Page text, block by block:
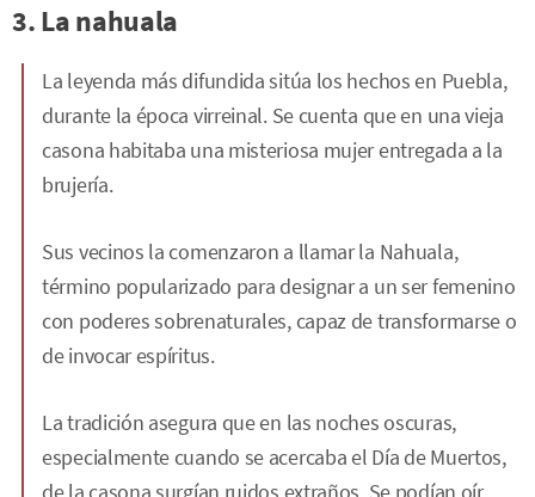
3. La nahuala
La leyenda más difundida sitúa los hechos en Puebla,
durante la época virreinal. Se cuenta que en una vieja
casona habitaba una misteriosa mujer entregada a la
brujería.
Sus vecinos la comenzaron a llamar la Nahuala,
término popularizado para designar a un ser femenino
con poderes sobrenaturales, capaz de transformarse o
de invocar espíritus.
La tradición asegura que en las noches oscuras,
especialmente cuando se acercaba el Día de Muertos,
de la casona surgían ruidos extraños. Se podían oír